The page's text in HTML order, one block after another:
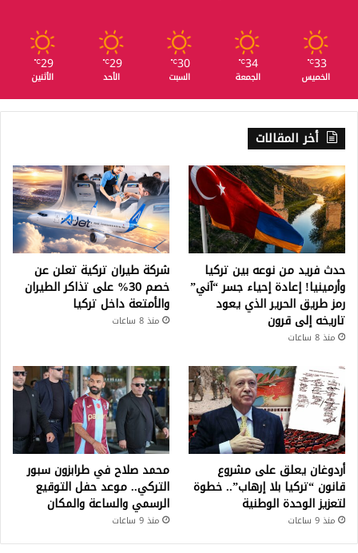
33
℃
الخميس
34
℃
الجمعة
30
℃
السبت
29
℃
الأحد
29
℃
الأثنين
أخر المقالات
حدث فريد من نوعه بين تركيا
وأرمينيا! إعادة إحياء جسر “آني”
رمز طريق الحرير الذي يعود
تاريخه إلى قرون
منذ 8 ساعات
شركة طيران تركية تعلن عن
خصم 30% على تذاكر الطيران
والأمتعة داخل تركيا
منذ 8 ساعات
أردوغان يعلق على مشروع
قانون “تركيا بلا إرهاب”.. خطوة
لتعزيز الوحدة الوطنية
منذ 9 ساعات
محمد صلاح في طرابزون سبور
التركي.. موعد حفل التوقيع
الرسمي والساعة والمكان
منذ 9 ساعات